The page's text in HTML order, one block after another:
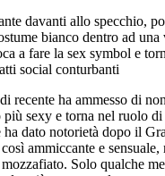
davanti allo specchio,
bianco dentro ad una
a fare la sex symbol e
social conturbanti
recente ha ammesso di
più sexy e torna nel ruolo
dato notorietà dopo il
ammiccante e
Solo qualche